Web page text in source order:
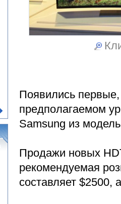
Появились
предполагаемом
Samsung из
Продажи новых
рекомендуемая
составляет